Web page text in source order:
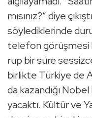
mı­sı­nız?” diye
söy­le­dik­le­rin­de
te­le­fon gö­rüş­me­si
rup bir süre
bir­lik­te Tür­ki­ye de
da ka­zan­dı­ğı
ya­cak­tı. Kül­tür ve